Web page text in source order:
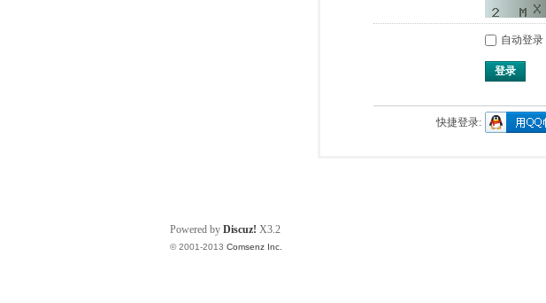
自动登录
登录
快捷登录:
Powered by Discuz! X3.2
© 2001-2013 Comsenz Inc.